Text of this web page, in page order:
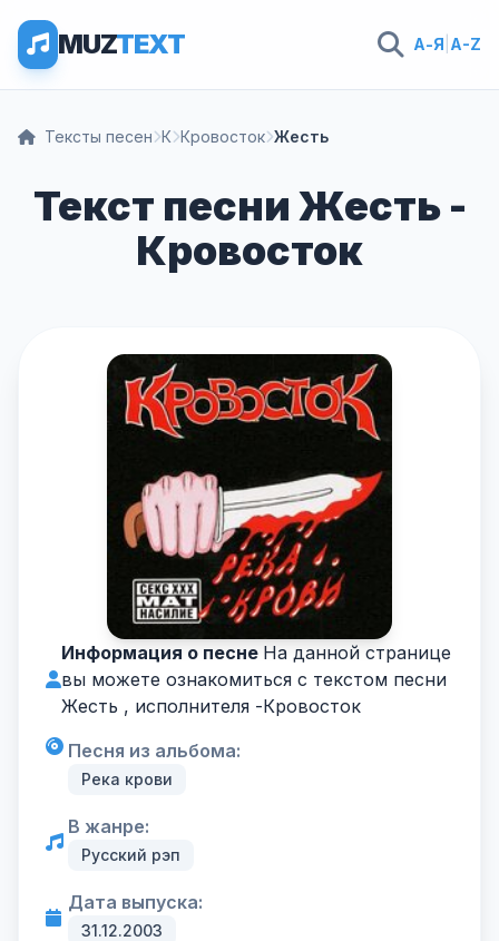
MUZTEXT А-Я A-Z
Тексты песен К Кровосток Жесть
Текст песни Жесть -
Кровосток
Информация о песне На данной странице
вы можете ознакомиться с текстом песни
Жесть , исполнителя -Кровосток
Песня из альбома:
Река крови
В жанре:
Русский рэп
Дата выпуска:
31.12.2003